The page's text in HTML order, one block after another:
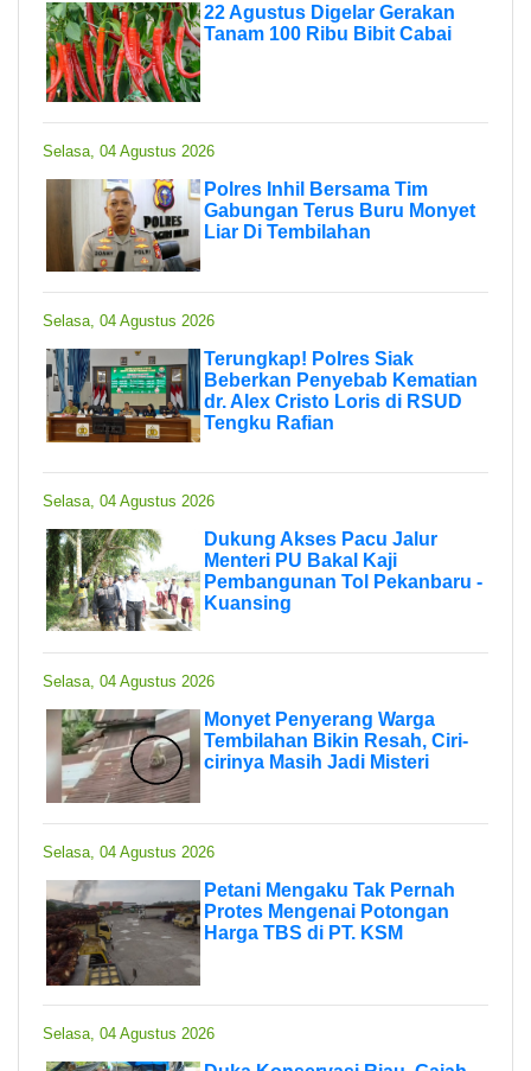
22 Agustus Digelar Gerakan
Tanam 100 Ribu Bibit Cabai
Selasa, 04 Agustus 2026
Polres Inhil Bersama Tim
Gabungan Terus Buru Monyet
Liar Di Tembilahan
Selasa, 04 Agustus 2026
Terungkap! Polres Siak
Beberkan Penyebab Kematian
dr. Alex Cristo Loris di RSUD
Tengku Rafian
Selasa, 04 Agustus 2026
Dukung Akses Pacu Jalur
Menteri PU Bakal Kaji
Pembangunan Tol Pekanbaru -
Kuansing
Selasa, 04 Agustus 2026
Monyet Penyerang Warga
Tembilahan Bikin Resah, Ciri-
cirinya Masih Jadi Misteri
Selasa, 04 Agustus 2026
Petani Mengaku Tak Pernah
Protes Mengenai Potongan
Harga TBS di PT. KSM
Selasa, 04 Agustus 2026